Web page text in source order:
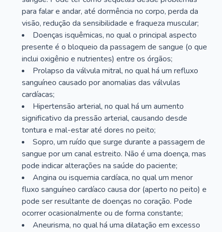
para falar e andar, até dormência no corpo, perda da
visão, redução da sensibilidade e fraqueza muscular;
Doenças isquêmicas, no qual o principal aspecto
presente é o bloqueio da passagem de sangue (o que
inclui oxigênio e nutrientes) entre os órgãos;
Prolapso da válvula mitral, no qual há um refluxo
sanguíneo causado por anomalias das válvulas
cardíacas;
Hipertensão arterial, no qual há um aumento
significativo da pressão arterial, causando desde
tontura e mal-estar até dores no peito;
Sopro, um ruído que surge durante a passagem de
sangue por um canal estreito. Não é uma doença, mas
pode indicar alterações na saúde do paciente;
Angina ou isquemia cardíaca, no qual um menor
fluxo sanguíneo cardíaco causa dor (aperto no peito) e
pode ser resultante de doenças no coração. Pode
ocorrer ocasionalmente ou de forma constante;
Aneurisma, no qual há uma dilatação em excesso